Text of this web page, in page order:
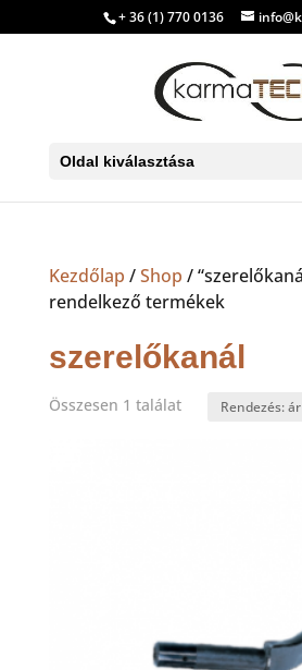
+ 36 (1) 770 0136
Oldal kiválasztása
Kezdőlap /Shop /
rendelkező termékek
szerelőkanál
Összesen 1 találat